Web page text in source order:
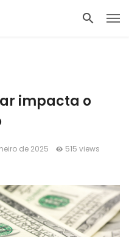
impacta o
de 2025
515 views